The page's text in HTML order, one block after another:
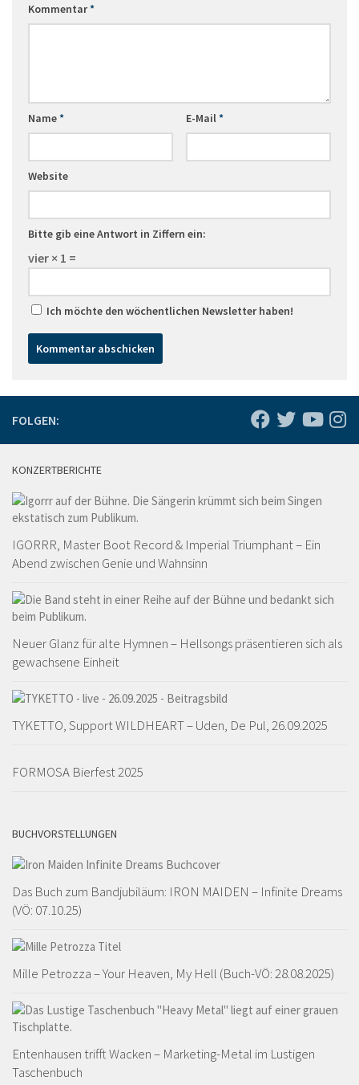
Kommentar*
Name* E-Mail*
Website
Bitte gib eine Antwort in Ziffern ein:
vier × 1 =
Ich möchte den wöchentlichen Newsletter haben!
FOLGEN:
KONZERTBERICHTE
IGORRR, Master Boot Record & Imperial Triumphant – Ein
Abend zwischen Genie und Wahnsinn
Neuer Glanz für alte Hymnen – Hellsongs präsentieren sich als
gewachsene Einheit
TYKETTO, Support WILDHEART – Uden, De Pul, 26.09.2025
FORMOSA Bierfest 2025
BUCHVORSTELLUNGEN
Das Buch zum Bandjubiläum: IRON MAIDEN – Infinite Dreams
(VÖ: 07.10.25)
Mille Petrozza – Your Heaven, My Hell (Buch-VÖ: 28.08.2025)
Entenhausen trifft Wacken – Marketing-Metal im Lustigen
Taschenbuch